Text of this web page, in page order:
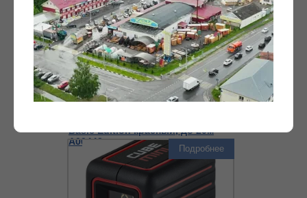
Basic Edition красный, до 20м
А00443
8 790
Подробнее